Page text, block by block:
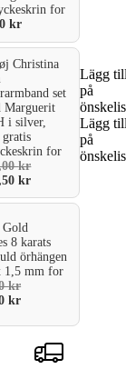
for
kr
Christina
set
Marguerit
i silver,
for
kr
kr
Gold
8 karats
örhängen
1,5 mmfor
kr
kr
Lägg
på
Lägg
på